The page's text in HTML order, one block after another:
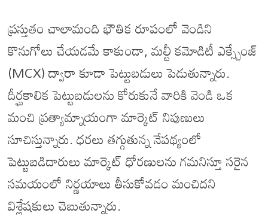
ప్రస్తుతం చాలామంది భౌతిక రూపంలో వెండిని
కొనుగోలు చేయడమే కాకుండా, మల్టీ కమోడిటీ ఎక్స్చేంజ్
(MCX) ద్వారా కూడా పెట్టుబడులు పెడుతున్నారు.
దీర్ఘకాలిక పెట్టుబడులను కోరుకునే వారికి వెండి ఒక
మంచి ప్రత్యామ్నాయంగా మార్కెట్ నిపుణులు
సూచిస్తున్నారు. ధరలు తగ్గుతున్న నేపథ్యంలో
పెట్టుబడిదారులు మార్కెట్ ధోరణులను గమనిస్తూ సరైన
సమయంలో నిర్ణయాలు తీసుకోవడం మంచిదని
విశ్లేషకులు చెబుతున్నారు.